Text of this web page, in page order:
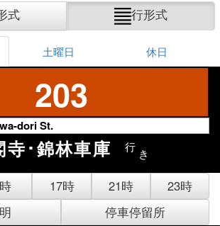
式 行形式
土曜日 休日
203
dori St.
寺･錦林車庫 行 き
17時 21時
23時
停車停留所